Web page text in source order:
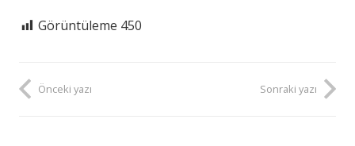
Görüntüleme 450
Önceki yazı Sonraki yazı